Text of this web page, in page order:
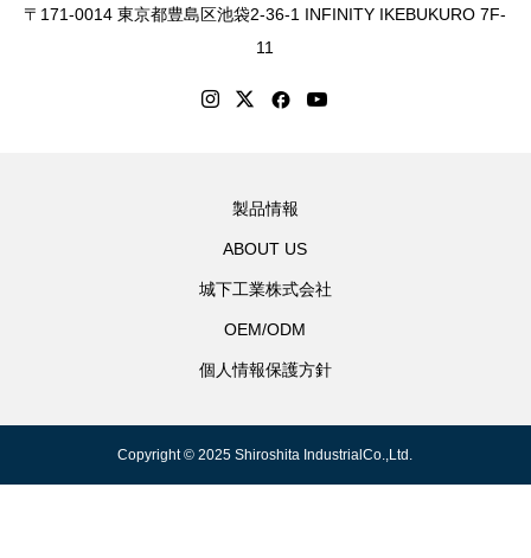
〒171-0014 東京都豊島区池袋2-36-1 INFINITY IKEBUKURO 7F-
11
製品情報
ABOUT US
城下工業株式会社
OEM/ODM
個人情報保護方針
Copyright © 2025 Shiroshita IndustrialCo.,Ltd.